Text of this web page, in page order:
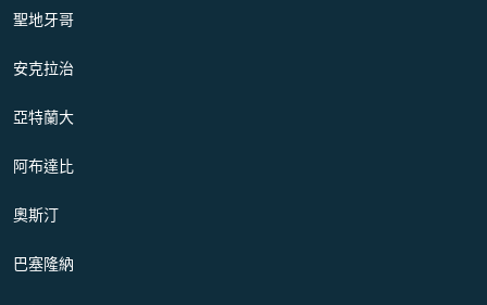
聖地牙哥
安克拉治
亞特蘭大
阿布達比
奧斯汀
巴塞隆納